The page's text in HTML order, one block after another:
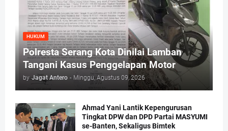
HUKUM
Polresta Serang Kota Dinilai Lamban
Tangani Kasus Penggelapan Motor
by Jagat Antero - Minggu, Agustus 09, 2026
Ahmad Yani Lantik Kepengurusan
Tingkat DPW dan DPD Partai MASYUMI
se-Banten, Sekaligus Bimtek